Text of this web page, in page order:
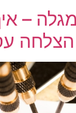
–
הצלחה